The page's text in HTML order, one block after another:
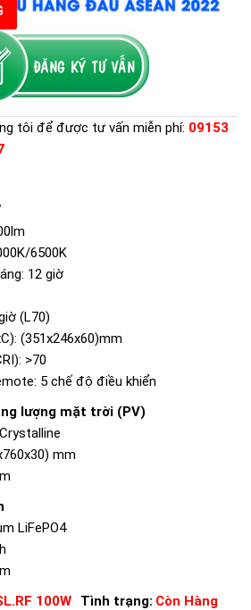
tôi để được tư vấn miễn phí: 09153
6500K
12 giờ
(L70)
(351x246x60)mm
>70
5 chế độ điều khiển
lượng mặt trời (PV)
mm
LiFePO4
100W Tình trạng: Còn Hàng